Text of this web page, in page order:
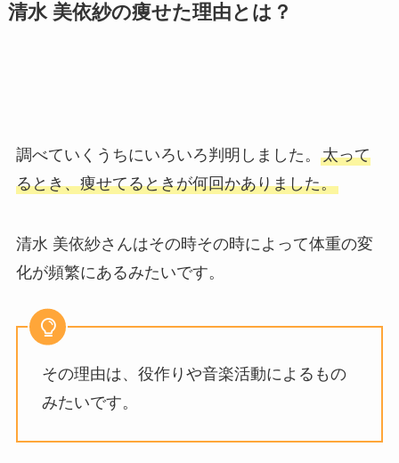
清水 美依紗の痩せた理由とは？
調べていくうちにいろいろ判明しました。 太って
るとき、痩せてるときが何回かありました。
清水 美依紗さんはその時その時によって体重の変
化が頻繁にあるみたいです。
その理由は、役作りや音楽活動によるもの
みたいです。